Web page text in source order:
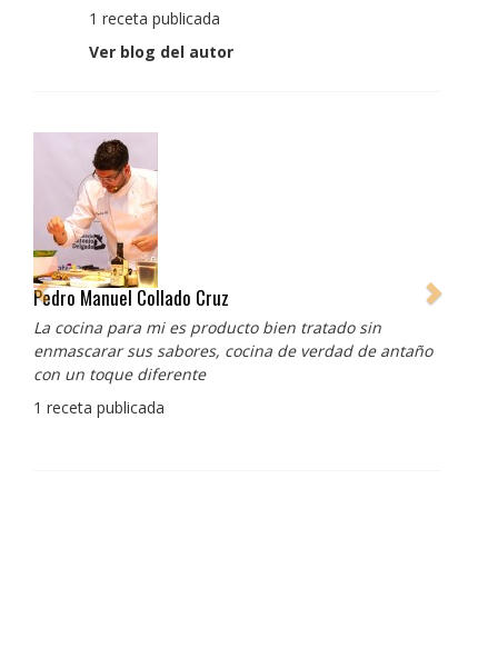
1 receta publicada
Ver blog del autor
Pedro Manuel Collado Cruz
La cocina para mi es producto bien tratado sin
enmascarar sus sabores, cocina de verdad de antaño
con un toque diferente
1 receta publicada